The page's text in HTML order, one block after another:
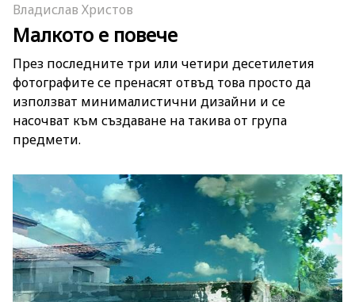
Владислав Христов
Mалкото е повече
През последните три или четири десетилетия
фотографите се пренасят отвъд това просто да
използват минималистични дизайни и се
насочват към създаване на такива от група
предмети.